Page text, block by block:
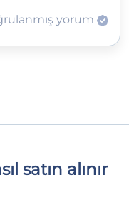
yorum
satın alınır